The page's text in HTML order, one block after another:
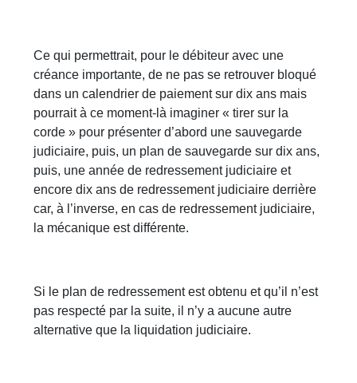
Ce qui permettrait, pour le débiteur avec une
créance importante, de ne pas se retrouver bloqué
dans un calendrier de paiement sur dix ans mais
pourrait à ce moment-là imaginer « tirer sur la
corde » pour présenter d’abord une sauvegarde
judiciaire, puis, un plan de sauvegarde sur dix ans,
puis, une année de redressement judiciaire et
encore dix ans de redressement judiciaire derrière
car, à l’inverse, en cas de redressement judiciaire,
la mécanique est différente.
Si le plan de redressement est obtenu et qu’il n’est
pas respecté par la suite, il n’y a aucune autre
alternative que la liquidation judiciaire.